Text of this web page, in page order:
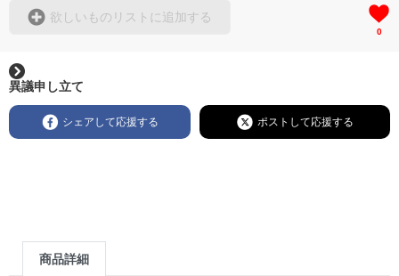
▶︎刺すように燃えるような眼差しは
[第2作品: 通常版.小説のみ.]
＜著者＞ 凛々風 猛 -リリカゼタケル
日本語版: https://amzn.asia/d/7GbUq3Z
[主人公である小説家の遺作]を絵本化。
＜小説/絵本版＞ 凛々風猛 -ririkazetakeru
欲しいものリストに追加する
0
異議申し立て
シェアして応援する ポストして応援する
商品詳細